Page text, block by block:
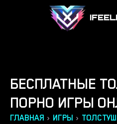
БЕСПЛАТНЫЕ
ПОРНО ИГРЫ
ГЛАВНАЯ › ИГРЫ ›